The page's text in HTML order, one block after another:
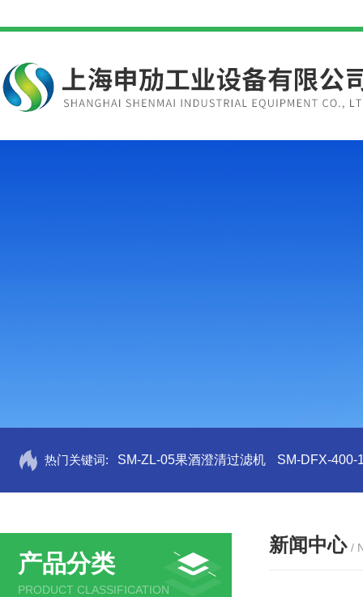
热门关键词: SM-ZL-05果酒澄清过滤机 SM-DFX-400-
产品分类
PRODUCT CLASSIFICATION
新闻中心 /